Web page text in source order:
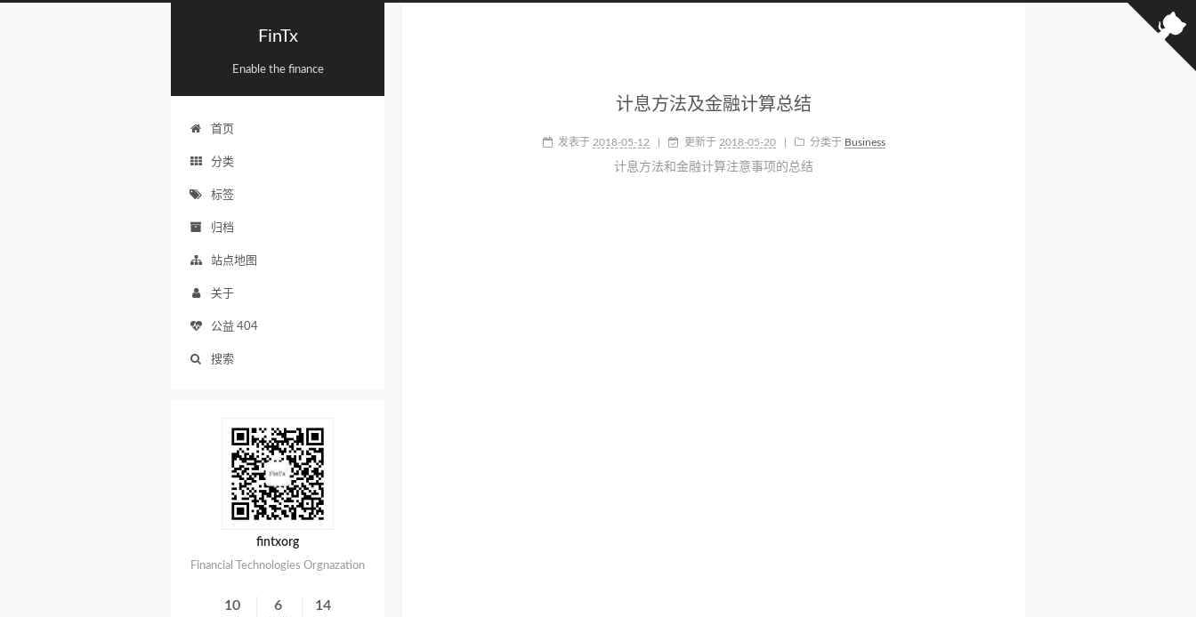
FinTx
Enable the finance
首页
分类
标签
归档
站点地图
关于
公益 404
搜索
计息方法及金融计算总结
发表于 2018-05-12 更新于 2018-05-20 分类于 Business
计息方法和金融计算注意事项的总结
fintxorg
Financial Technologies Orgnazation
10 6 14